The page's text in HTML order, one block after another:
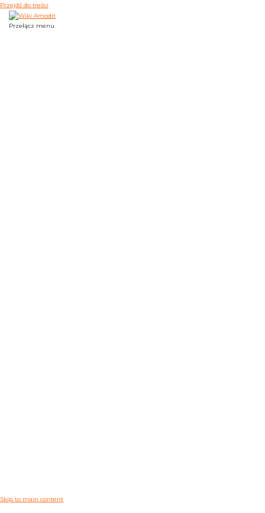
Przejdź do treści
Przełącz menu
Skip to main content